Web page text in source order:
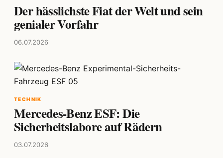
Der hässlichste Fiat der Welt und sein
genialer Vorfahr
06.07.2026
TECHNIK
Mercedes-Benz ESF: Die
Sicherheitslabore auf Rädern
03.07.2026